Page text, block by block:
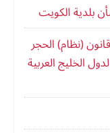
2013 بإصدار قانون (نظام) الحجر
الخليج العربية